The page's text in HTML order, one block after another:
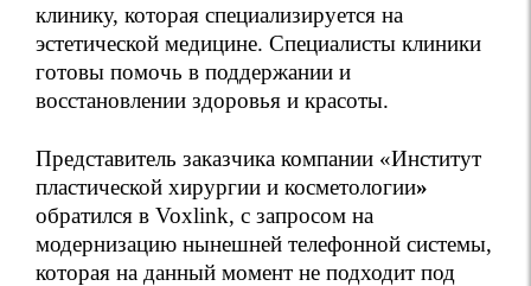
клинику, которая специализируется на
эстетической медицине. Специалисты клиники
готовы помочь в поддержании и
восстановлении здоровья и красоты.
Представитель заказчика компании «Институт
пластической хирургии и косметологии»
обратился в Voxlink, с запросом на
модернизацию нынешней телефонной системы,
которая на данный момент не подходит под